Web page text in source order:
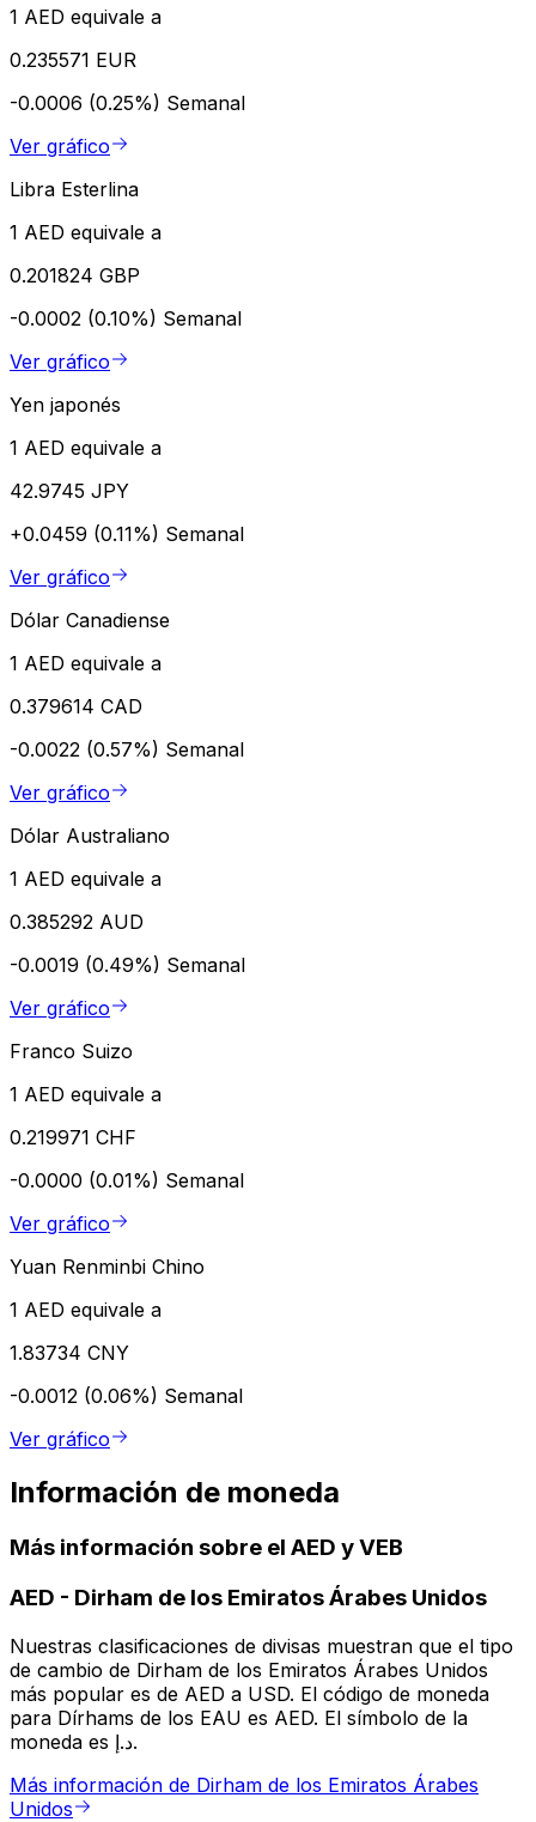
1 AED equivale a
0.235571 EUR
-0.0006 (0.25%) Semanal
Ver gráfico
Libra Esterlina
1 AED equivale a
0.201824 GBP
-0.0002 (0.10%) Semanal
Ver gráfico
Yen japonés
1 AED equivale a
42.9745 JPY
+0.0459 (0.11%) Semanal
Ver gráfico
Dólar Canadiense
1 AED equivale a
0.379614 CAD
-0.0022 (0.57%) Semanal
Ver gráfico
Dólar Australiano
1 AED equivale a
0.385292 AUD
-0.0019 (0.49%) Semanal
Ver gráfico
Franco Suizo
1 AED equivale a
0.219971 CHF
-0.0000 (0.01%) Semanal
Ver gráfico
Yuan Renminbi Chino
1 AED equivale a
1.83734 CNY
-0.0012 (0.06%) Semanal
Ver gráfico
Información de moneda
Más información sobre el AED y VEB
AED - Dirham de los Emiratos Árabes Unidos
Nuestras clasificaciones de divisas muestran que el tipo
de cambio de Dirham de los Emiratos Árabes Unidos
más popular es de AED a USD. El código de moneda
para Dírhams de los EAU es AED. El símbolo de la
moneda es د.إ.
Más información de Dirham de los Emiratos Árabes
Unidos